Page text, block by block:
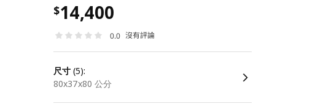
$14,400
0.0 沒有評論
尺寸 (5):
80x37x80 公分